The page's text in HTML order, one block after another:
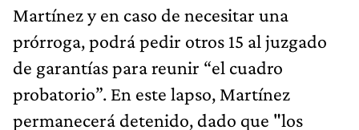
Martínez y en caso de necesitar una
prórroga, podrá pedir otros 15 al juzgado
de garantías para reunir “el cuadro
probatorio”. En este lapso, Martínez
permanecerá detenido, dado que "los